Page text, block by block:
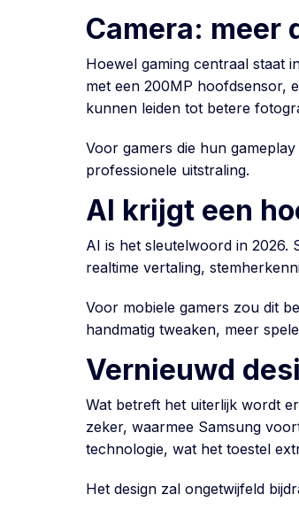
Camera: meer
Hoewel gaming centraal staat
met een 200MP hoofdsensor,
kunnen leiden tot betere
Voor gamers die hun
professionele uitstraling.
AI krijgt een
AI is het sleutelwoord in 2026.
realtime vertaling,
Voor mobiele gamers zou dit
handmatig tweaken, meer
Vernieuwd
Wat betreft het uiterlijk wordt
zeker, waarmee Samsung
technologie, wat het toestel
Het design zal ongetwijfeld